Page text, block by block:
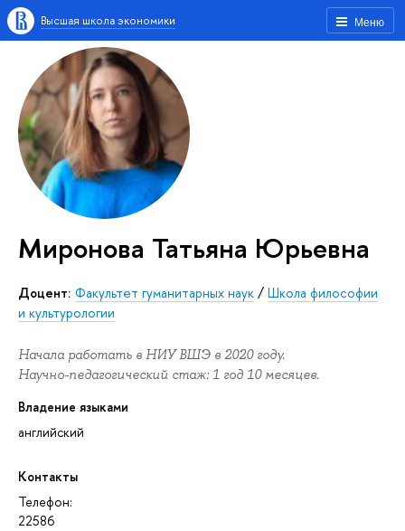
Меню
Высшая школа экономики
Миронова Татьяна Юрьевна
Доцент: Факультет гуманитарных наук / Школа философии
и культурологии
Начала работать в НИУ ВШЭ в 2020 году.
Научно-педагогический стаж: 1 год 10 месяцев.
Владение языками
английский
Контакты
Телефон:
22586